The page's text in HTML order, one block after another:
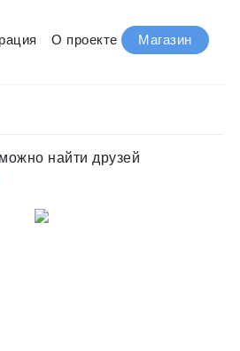
О проекте Магазин
найти друзей